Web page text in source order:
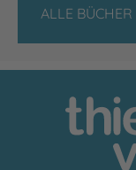
ALLE